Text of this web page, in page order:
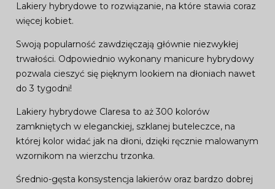
Lakiery hybrydowe to rozwiązanie, na które stawia coraz
więcej kobiet.
Swoją popularność zawdzięczają głównie niezwykłej
trwałości. Odpowiednio wykonany manicure hybrydowy
pozwala cieszyć się pięknym lookiem na dłoniach nawet
do 3 tygodni!
Lakiery hybrydowe Claresa to aż 300 kolorów
zamkniętych w eleganckiej, szklanej buteleczce, na
której kolor widać jak na dłoni, dzięki ręcznie malowanym
wzornikom na wierzchu trzonka.
Średnio-gęsta konsystencja lakierów oraz bardzo dobrej